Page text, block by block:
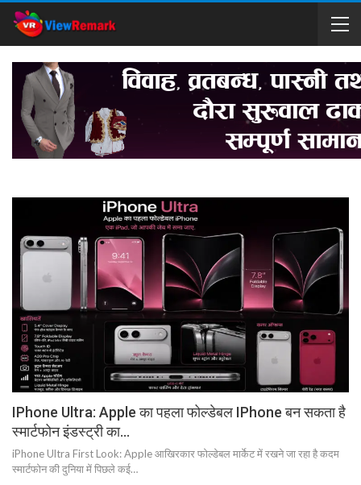
IPhone Ultra: Apple का पहला फोल्डेबल IPhone बन सकता है
स्मार्टफोन इंडस्ट्री का…
iPhone Ultra First Look: Apple आखिरकार फोल्डेबल मार्केट में रखने जा रहा है कदम
स्मार्टफोन की दुनिया में पिछले कई…